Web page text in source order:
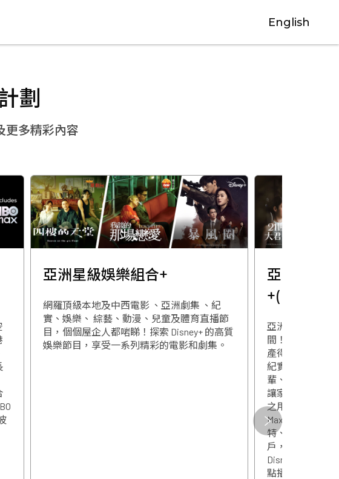
English
劃
更多精彩內容
亞洲星級娛樂組合+
網羅頂級本地及中西電影 、亞洲劇集 、紀
實、娛樂、 綜藝、動漫、兒童及體育直播節
目，個個屋企人都啱睇！探索 Disney+ 的高質
娛樂節目，享受一系列精彩的電影和劇集。
亞洲星級
亞洲星級娛樂組
間！匯聚本地與
產得獎佳作、熱
紀實、動漫、兒
輩、父母或孩子
讓家成為你們的
之用戶，可享由
Max服務，於
特、 DC宇宙等
戶，可享由華特
Disney+ 應用程
點播收看
關閉